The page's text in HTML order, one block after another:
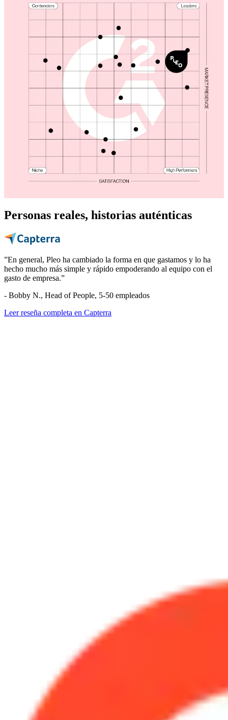
Personas reales, historias auténticas
”En general, Pleo ha cambiado la forma en que gastamos y lo ha
hecho mucho más simple y rápido empoderando al equipo con el
gasto de empresa.”
- Bobby N., Head of People, 5-50 empleados
Leer reseña completa en Capterra